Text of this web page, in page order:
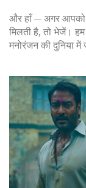
और हाँ — अगर आपको
मिलती है, तो भेजें।
मनोरंजन की दुनिया